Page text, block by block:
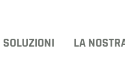
SOLUZIONI LA